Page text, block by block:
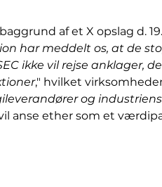
af et X opslag d.
har meddelt os, at de
ikke vil rejse anklager,
," hvilket
og
anse ether som et